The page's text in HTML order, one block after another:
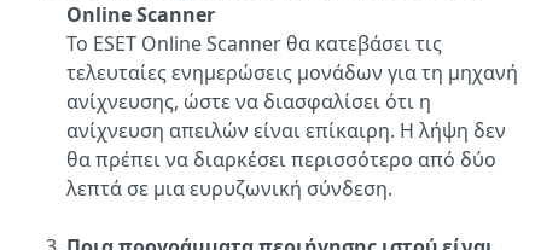
Online Scanner
Το ESET Online Scanner θα κατεβάσει τις
τελευταίες ενημερώσεις μονάδων για τη μηχανή
ανίχνευσης, ώστε να διασφαλίσει ότι η
ανίχνευση απειλών είναι επίκαιρη. Η λήψη δεν
θα πρέπει να διαρκέσει περισσότερο από δύο
λεπτά σε μια ευρυζωνική σύνδεση.